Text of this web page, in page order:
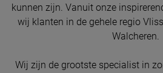
kunnen zijn. Vanuit onze
wij klanten in de gehele regio
Walcheren.
Wij zijn de grootste specialist in